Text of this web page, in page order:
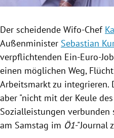
Untermenü
Untermenü
Der scheidende Wifo-Chef
Außenminister Sebastian
verpflichtenden Ein-Euro-
einen möglichen Weg,
Arbeitsmarkt zu integrieren.
aber "nicht mit der Keule
Sozialleistungen verbunden
am Samstag im Ö1-"Journal